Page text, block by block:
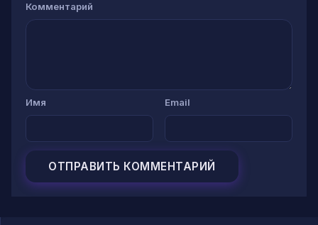
Комментарий
Имя Email